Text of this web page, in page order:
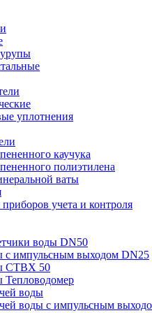
уплотнения
каучука
полиэтилена
ваты
учета и контроля
воды DN50
с импульсным выходом DN25
СТВХ 50
Тепловодомер
воды
воды с импульсным